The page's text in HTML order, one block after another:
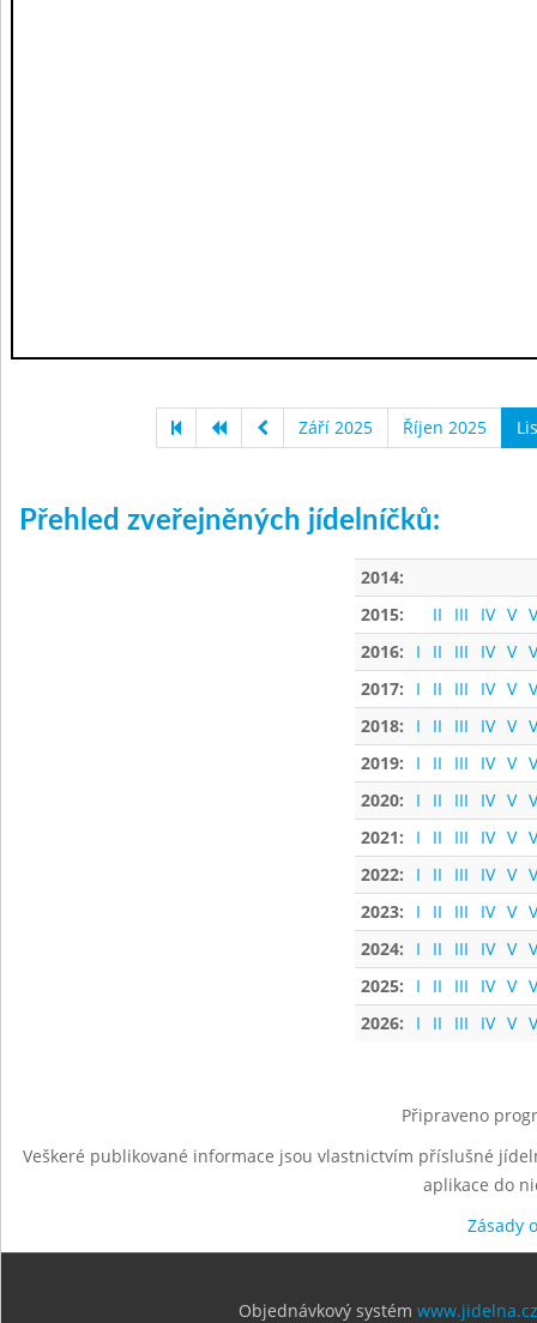
Září 2025 Říjen 2025
Přehled zveřejněných jídelníčků:
2014:
2015:
II III IV V
2016:
I II III IV V
2017:
I II III IV V
2018:
I II III IV V
2019:
I II III IV V
2020:
I II III IV V
2021:
I II III IV V
2022:
I II III IV V
2023:
I II III IV V
2024:
I II III IV V
2025:
I II III IV V
2026:
I II III IV V
Připraveno
Veškeré publikované informace jsou vlastnictvím příslušné
aplikace do
Zásady
Objednávkový systém www.jidelna.cz